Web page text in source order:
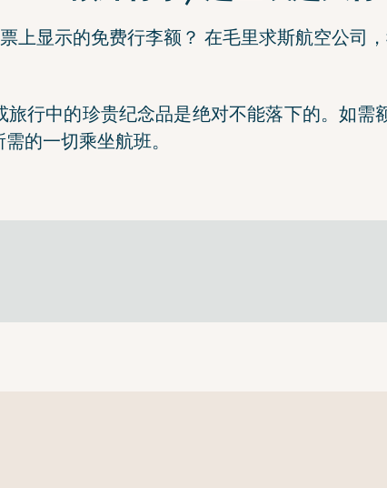
上显示的免费行李额？ 在毛里求斯航空公司
行中的珍贵纪念品是绝对不能落下的。如
的一切乘坐航班。